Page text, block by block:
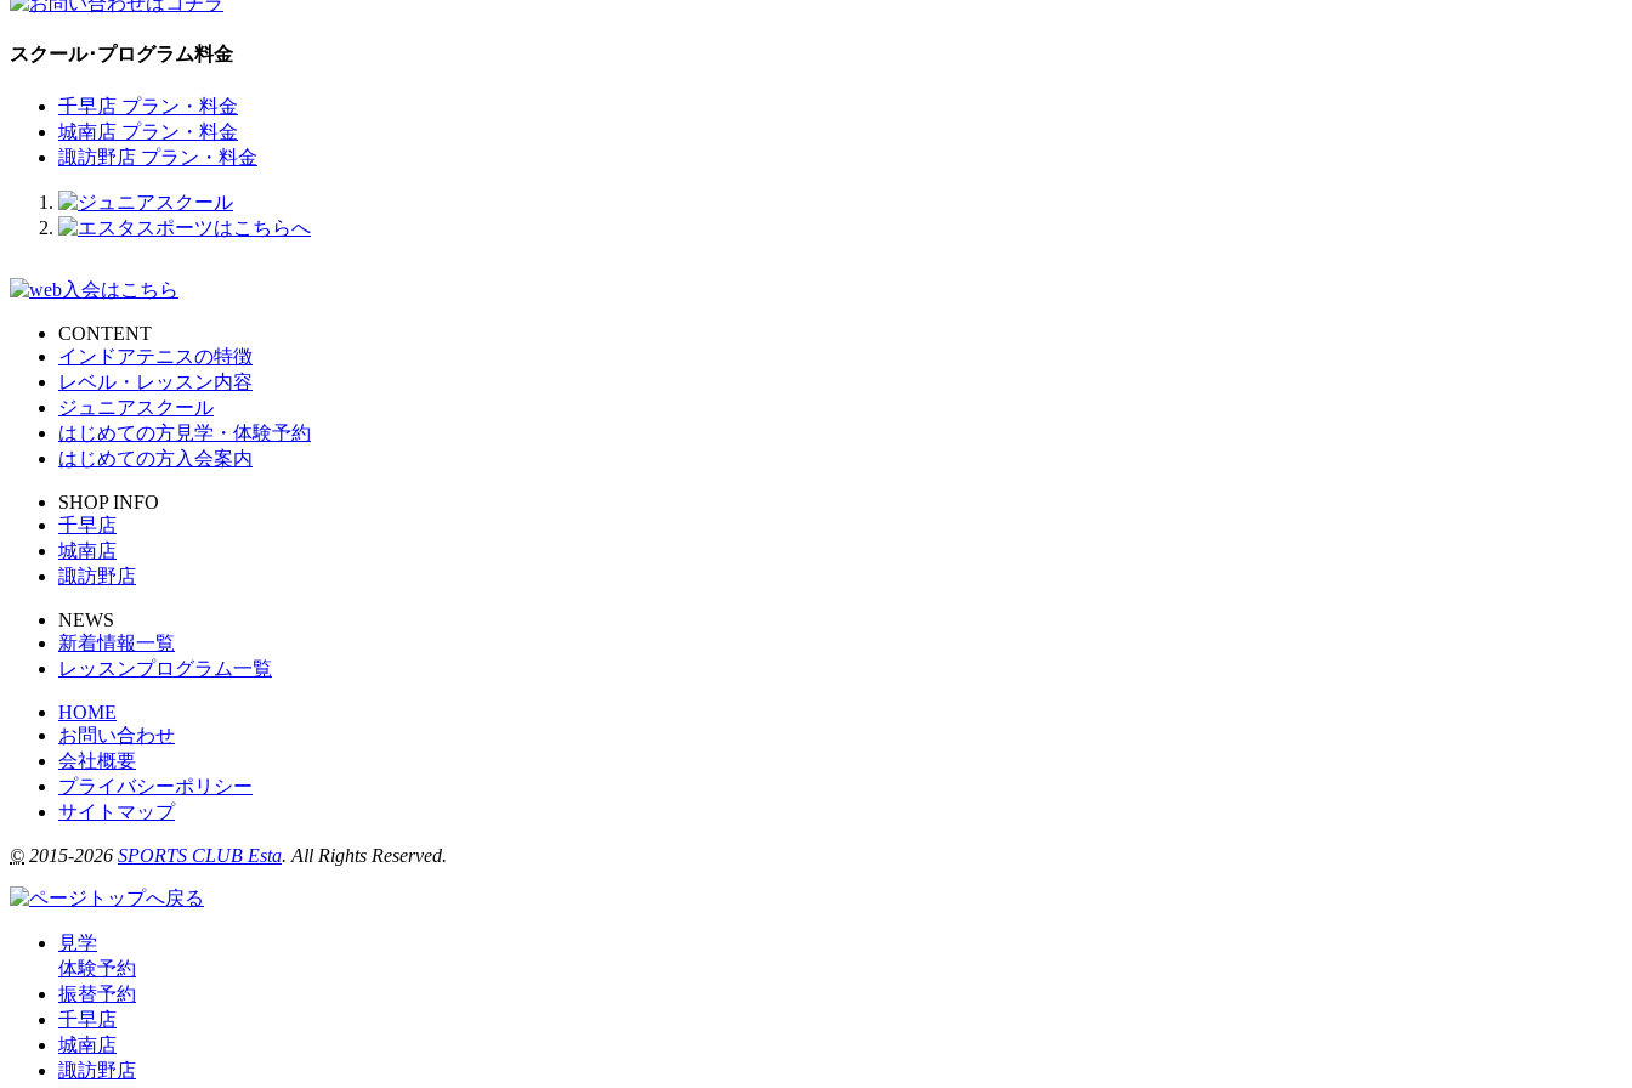
スクール･プログラム料金
千早店 プラン・料金
城南店 プラン・料金
諏訪野店 プラン・料金
CONTENT
インドアテニスの特徴
レベル・レッスン内容
ジュニアスクール
はじめての方見学・体験予約
はじめての方入会案内
SHOP INFO
千早店
城南店
諏訪野店
NEWS
新着情報一覧
レッスンプログラム一覧
HOME
お問い合わせ
会社概要
プライバシーポリシー
サイトマップ
© 2015-2026 SPORTS CLUB Esta. All Rights Reserved.
見学
体験予約
振替予約
千早店
城南店
諏訪野店